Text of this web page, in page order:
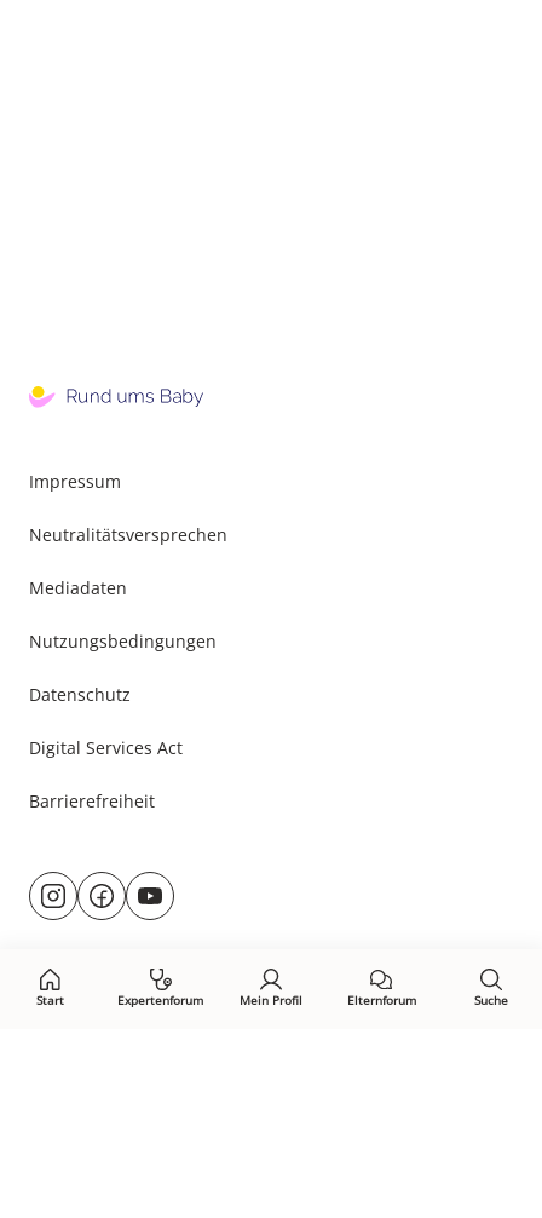
Start Expertenforum Mein Profil Elternforum Suche
Impressum
Neutralitätsversprechen
Mediadaten
Nutzungsbedingungen
Datenschutz
Digital Services Act
Barrierefreiheit
Besuche
uns@rund.ums.baby
facebook.com/rundumsbaby.de
youtube.com/@rundumsbaby_